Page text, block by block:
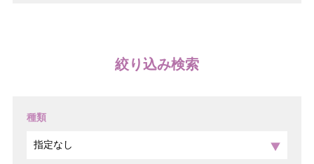
絞り込み検索
種類